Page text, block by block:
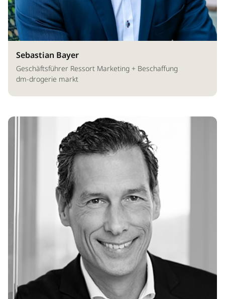
Sebastian Bayer
Geschäftsführer Ressort Marketing + Beschaffung
dm-drogerie markt